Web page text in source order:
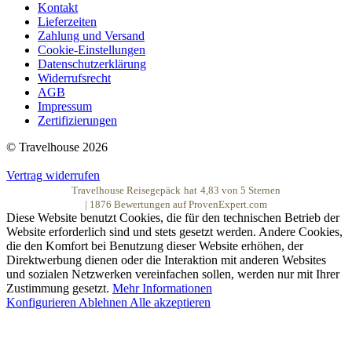
Kontakt
Lieferzeiten
Zahlung und Versand
Cookie-Einstellungen
Datenschutzerklärung
Widerrufsrecht
AGB
Impressum
Zertifizierungen
© Travelhouse 2026
Vertrag widerrufen
Travelhouse Reisegepäck hat 4,83 von 5 Sternen
1876 Bewertungen auf ProvenExpert.com
Diese Website benutzt Cookies, die für den technischen Betrieb der
Website erforderlich sind und stets gesetzt werden. Andere Cookies,
die den Komfort bei Benutzung dieser Website erhöhen, der
Direktwerbung dienen oder die Interaktion mit anderen Websites
und sozialen Netzwerken vereinfachen sollen, werden nur mit Ihrer
Zustimmung gesetzt. Mehr Informationen
Konfigurieren Ablehnen Alle akzeptieren